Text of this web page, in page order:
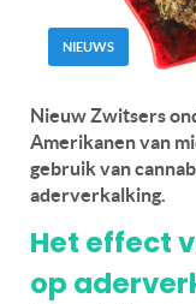
NIEUWS
Nieuw Zwitsers
Amerikanen van
gebruik van
aderverkalking.
Het effect
op